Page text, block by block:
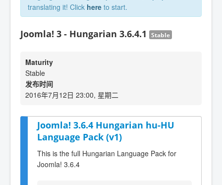
translating it! Click here to start.
Joomla! 3 - Hungarian 3.6.4.1 Stable
Maturity
Stable
发布时间
2016年7月12日 23:00, 星期二
Joomla! 3.6.4 Hungarian hu-HU
Language Pack (v1)
This is the full Hungarian Language Pack for
Joomla! 3.6.4